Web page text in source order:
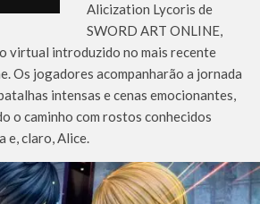
Alicization Lycoris de
SWORD ART ONLINE,
virtual introduzido no mais recente
Os jogadores acompanharão a jornada
intensas e cenas emocionantes,
o caminho com rostos conhecidos
e, claro, Alice.